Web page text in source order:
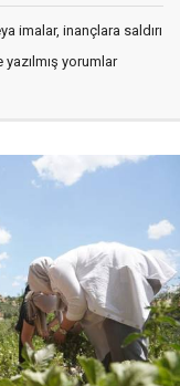
imalar, inançlara saldırı
yorumlar